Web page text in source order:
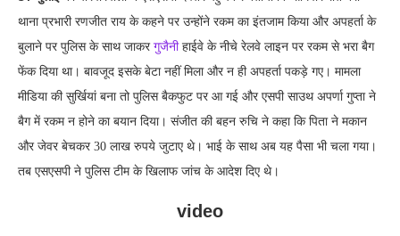
थाना प्रभारी रणजीत राय के कहने पर उन्होंने रकम का इंतजाम किया और अपहर्ता के
बुलाने पर पुलिस के साथ जाकर गुजैनीहाईवे के नीचे रेलवे लाइन पर रकम से भरा बैग
फेंक दिया था। बावजूद इसके बेटा नहीं मिला और न ही अपहर्ता पकड़े गए। मामला
मीडिया की सुर्खियां बना तो पुलिस बैकफुट पर आ गई और एसपी साउथ अपर्णा गुप्ता ने
बैग में रकम न होने का बयान दिया। संजीत की बहन रुचि ने कहा कि पिता ने मकान
और जेवर बेचकर 30 लाख रुपये जुटाए थे। भाई के साथ अब यह पैसा भी चला गया।
तब एसएसपी ने पुलिस टीम के खिलाफ जांच के आदेश दिए थे।
video